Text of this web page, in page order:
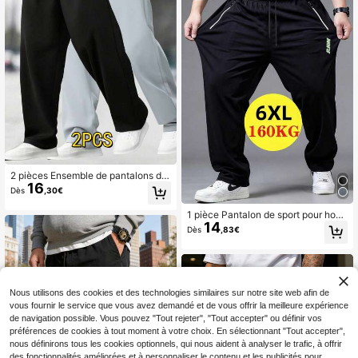
2 pièces Ensemble de pantalons de
sport pour hommes grande taille, pa
ntalon droit décontracté, léger et re
té, les voyages, les rendez-vous, le
s achats et le port quotidien au print
emps
Dès 16,30€
1 pièce Pantalon de sport pour hom
mes grande taille, léger et respirant,
jambe droite, en tissu de soie de gla
pées et imprimé réfléchissant, convi
ent pour le fitness, la course, les act
ivités de plein air, le port quotidien,
cadeau pour le père, cadeau pour P
rintemps
Dès 14,83€
Nous utilisons des cookies et des technologies similaires sur notre site web afin de
vous fournir le service que vous avez demandé et de vous offrir la meilleure expérience
de navigation possible. Vous pouvez "Tout rejeter", "Tout accepter" ou définir vos
préférences de cookies à tout moment à votre choix. En sélectionnant "Tout accepter",
nous définirons tous les cookies optionnels, qui nous aident à analyser le trafic, à offrir